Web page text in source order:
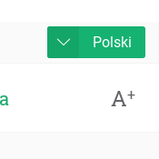
Polski
A+